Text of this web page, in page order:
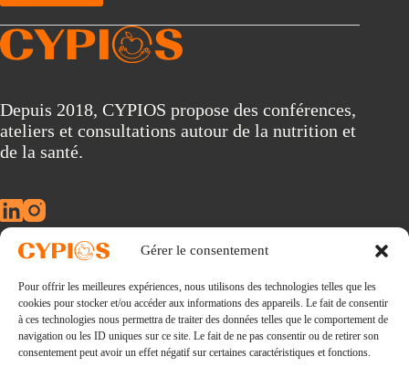
Gérer le consentement
Pour offrir les meilleures expériences, nous utilisons des technologies telles que les
cookies pour stocker et/ou accéder aux informations des appareils. Le fait de consentir
à ces technologies nous permettra de traiter des données telles que le comportement de
navigation ou les ID uniques sur ce site. Le fait de ne pas consentir ou de retirer son
consentement peut avoir un effet négatif sur certaines caractéristiques et fonctions.
A
l
n
a
t
e
:
Depuis 2018, CYPIOS propose des conférences,
ateliers et consultations autour de la nutrition et
de la santé.
Conférences
Consultations
La nouvelle révolution alimentaire
Ebooks
Blog